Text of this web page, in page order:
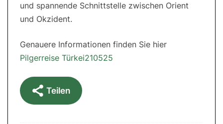
und spannende Schnittstelle zwischen Orient
und Okzident.
Genauere Informationen finden Sie hier
Pilgerreise Türkei210525
Teilen